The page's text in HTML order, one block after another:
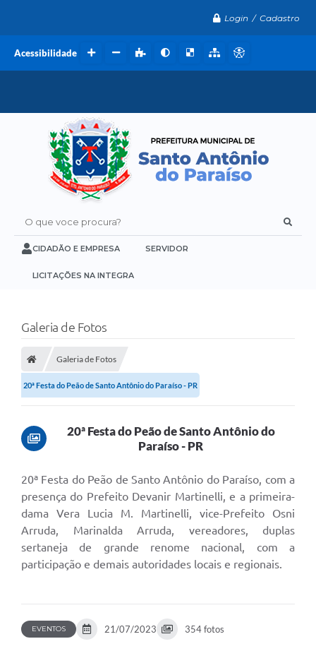
Login / Cadastro
Acessibilidade
O que voce procura?
CIDADÃO E EMPRESA SERVIDOR
LICITAÇÕES NA INTEGRA
Galeria de Fotos
Galeria de Fotos
20ª Festa do Peão de Santo Antônio do Paraíso - PR
20ª Festa do Peão de Santo Antônio do
Paraíso - PR
20ª Festa do Peão de Santo Antônio do Paraíso, com a
presença do Prefeito Devanir Martinelli, e a primeira-
dama Vera Lucia M. Martinelli, vice-Prefeito Osni
Arruda, Marinalda Arruda, vereadores, duplas
sertaneja de grande renome nacional, com a
participação e demais autoridades locais e regionais.
EVENTOS 21/07/2023 354 fotos